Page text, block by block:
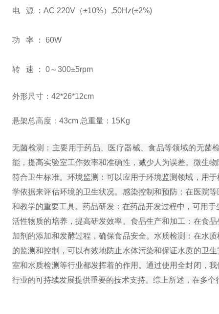
电 源 ： AC 220V（±10%）,50Hz(±2%)
功 率 ： 60W
转 速 ： 0～300±5rpm
外形尺寸： 42*26*12cm
悬架总高度： 43cm 总重量：15Kg
无菌检测：主要用于药品、医疗器械、食品等领域的无菌
能，提高实验室工作效率和准确性，减少人为误差。 微生物
符合卫生标准。 环境监测：可以应用于环境监测领域，用
学依据来评估环境的卫生状况。 感染控制和预防：在医院
和教学的重要工具。药品研发：在药品开发过程中，可用
活性物质的培养，提高研发效率。 食品生产和加工：在食
加剂的添加和发酵过程，确保食品安全。 水质检测：在水
的监测和控制，可以有效地防止水体污染和保证水质的卫生
室和水质检测等行业都发挥着的作用。通过使用全封闭，
行业的可持续发展提供重要的技术支持。 综上所述，在多个